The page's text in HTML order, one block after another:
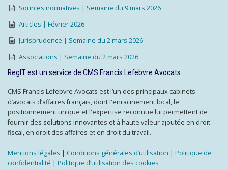
Sources normatives | Semaine du 9 mars 2026
Articles | Février 2026
Jurisprudence | Semaine du 2 mars 2026
Associations | Semaine du 2 mars 2026
RegIT est un service de CMS Francis Lefebvre Avocats.
CMS Francis Lefebvre Avocats est l’un des principaux cabinets
d’avocats d’affaires français, dont l'enracinement local, le
positionnement unique et l'expertise reconnue lui permettent de
fournir des solutions innovantes et à haute valeur ajoutée en droit
fiscal, en droit des affaires et en droit du travail.
Mentions légales | Conditions générales d’utilisation | Politique de
confidentialité | Politique d’utilisation des cookies